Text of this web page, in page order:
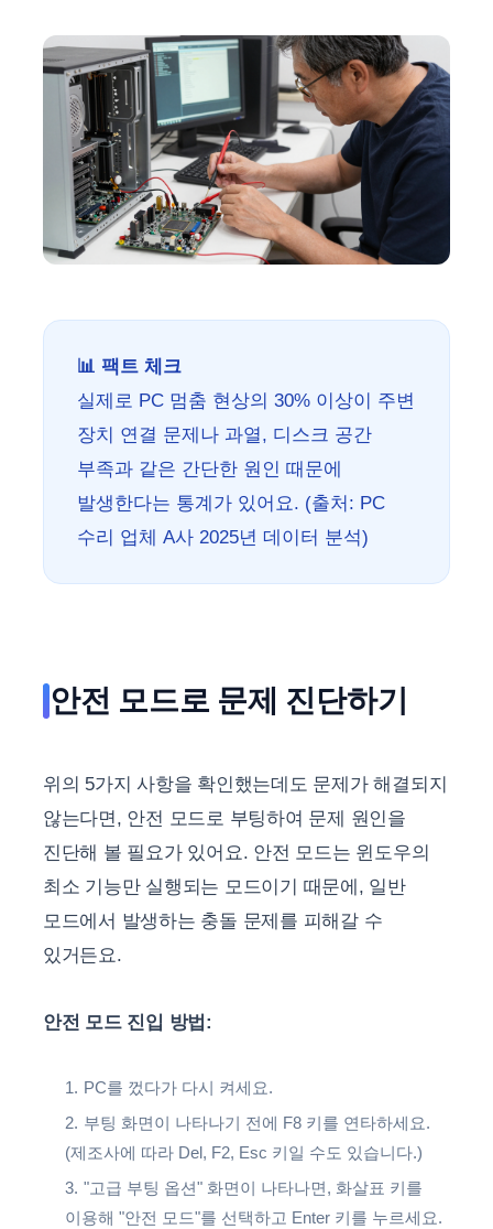
📊 팩트 체크
실제로 PC 멈춤 현상의 30% 이상이 주변
장치 연결 문제나 과열, 디스크 공간
부족과 같은 간단한 원인 때문에
발생한다는 통계가 있어요. (출처: PC
수리 업체 A사 2025년 데이터 분석)
안전 모드로 문제 진단하기
위의 5가지 사항을 확인했는데도 문제가 해결되지
않는다면, 안전 모드로 부팅하여 문제 원인을
진단해 볼 필요가 있어요. 안전 모드는 윈도우의
최소 기능만 실행되는 모드이기 때문에, 일반
모드에서 발생하는 충돌 문제를 피해갈 수
있거든요.
안전 모드 진입 방법:
PC를 껐다가 다시 켜세요.
부팅 화면이 나타나기 전에 F8 키를 연타하세요.
(제조사에 따라 Del, F2, Esc 키일 수도 있습니다.)
"고급 부팅 옵션" 화면이 나타나면, 화살표 키를
이용해 "안전 모드"를 선택하고 Enter 키를 누르세요.